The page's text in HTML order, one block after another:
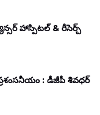
హాస్పిటల్ & రీసెర్చ్
: డీజీపీ శివధర్